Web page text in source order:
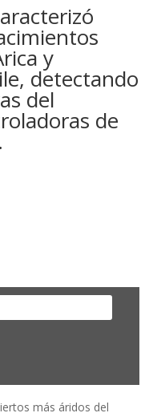
y
detectando
del
de
más áridos del